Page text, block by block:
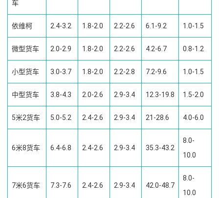
车
依维柯 2.4-3.2 1.8-2.0 2.2-2.6 6.1-9.2 1.0-1.5
微型货车 2.0-2.9 1.8-2.0 2.2-2.6 4.2-6.7 0.8-1.2
小型货车 3.0-3.7 1.8-2.0 2.2-2.8 7.2-9.6 1.0-1.5
中型货车 3.8-4.3 2.0-2.6 2.9-3.4 12.3-19.8 1.5-2.0
5米2货车 5.0-5.2 2.4-2.6 2.9-3.4 21-28.6 4.0-6.0
6米8货车 6.4-6.8 2.4-2.6 2.9-3.4 35.3-43.2
8.0-
10.0
7米6货车 7.3-7.6 2.4-2.6 2.9-3.4 42.0-48.7
8.0-
10.0